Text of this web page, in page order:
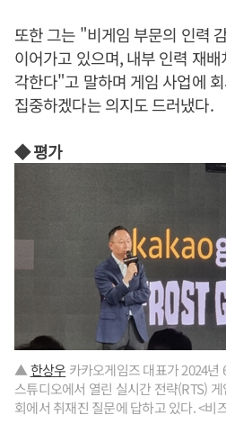
또한 그는 "비게임 부문의 인력
이어가고 있으며, 내부 인력 재
각한다"고 말하며 게임 사업에
집중하겠다는 의지도 드러냈다.
◆ 평가
▲한상우 카카오게임즈 대표가 2024년
스튜디오에서 열린 실시간 전략(RTS)
회에서 취재진 질문에 답하고 있다. <비